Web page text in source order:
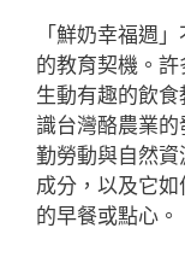
「鮮奶幸福週
的教育契機。
生動有趣的飲
識台灣酪農業
勤勞動與自然
成分，以及它
的早餐或點心。